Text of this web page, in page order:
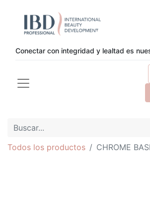
Conectar con integridad y lealtad es
Todos los productos CHROME